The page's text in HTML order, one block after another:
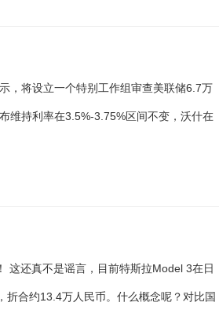
，将设立一个特别工作组审查美联储6.7万
维持利率在3.5%-3.75%区间不变，沃什在
这还真不是谣言，目前特斯拉Model 3在日
合约13.4万人民币。什么概念呢？对比国